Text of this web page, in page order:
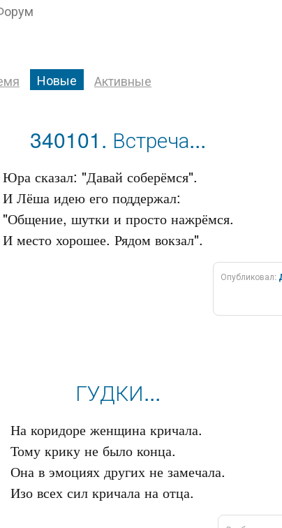
Новые Активные
340101. Встреча...
Юра сказал: "Давай соберёмся".
И Лёша идею его поддержал:
"Общение, шутки и просто нажрёмся.
Опубликовал:
ГУДКИ...
На коридоре женщина кричала.
Тому крику не было конца.
Она в эмоциях других не замечала.